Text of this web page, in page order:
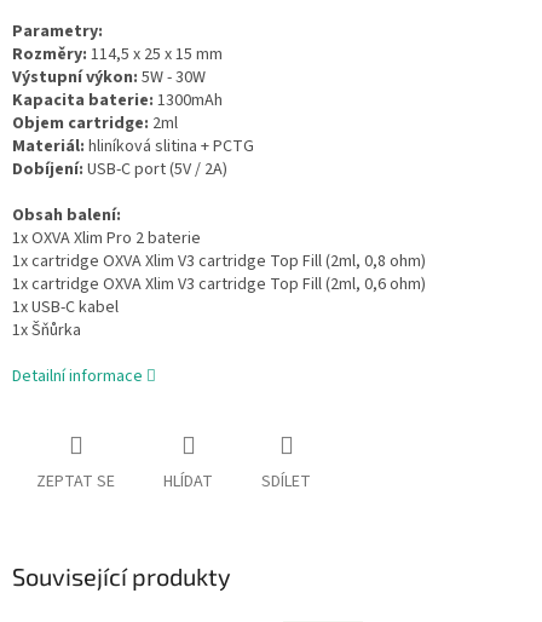
Parametry:
Rozměry: 114,5 x 25 x 15 mm
Výstupní výkon: 5W - 30W
Kapacita baterie: 1300mAh
Objem cartridge: 2ml
Materiál: hliníková slitina + PCTG
Dobíjení: USB-C port (5V / 2A)
Obsah balení:
1x OXVA Xlim Pro 2 baterie
1x cartridge OXVA Xlim V3 cartridge Top Fill (2ml, 0,8 ohm)
1x cartridge OXVA Xlim V3 cartridge Top Fill (2ml, 0,6 ohm)
1x USB-C kabel
1x Šňůrka
Detailní informace
ZEPTAT SE HLÍDAT SDÍLET
Související produkty